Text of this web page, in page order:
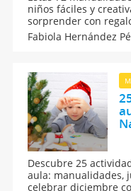
niños fáciles y
sorprender con
Tenemos ideas
caseros y artísticos
Fabiola Hernández
Descubre 25
aula: manualidades,
celebrar diciembre